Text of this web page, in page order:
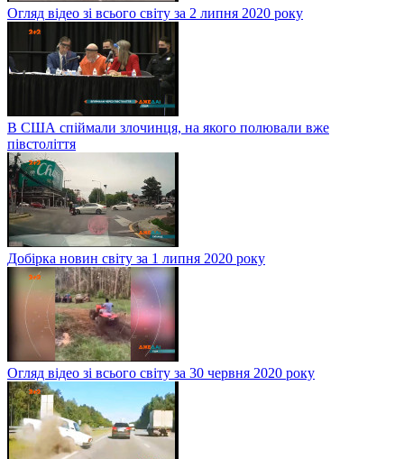
Огляд відео зі всього світу за 2 липня 2020 року
В США спіймали злочинця, на якого полювали вже
півстоліття
Добірка новин світу за 1 липня 2020 року
Огляд відео зі всього світу за 30 червня 2020 року